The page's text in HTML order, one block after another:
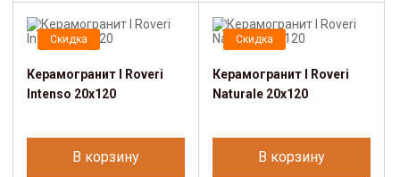
Скидка
Керамогранит I Roveri
Intenso 20x120
В корзину
Скидка
Керамогранит I Roveri
Naturale 20x120
В корзину